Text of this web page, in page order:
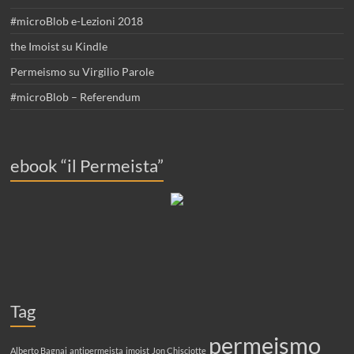
#microBlob e-Lezioni 2018
the Imoist su Kindle
Permeismo su Virgilio Parole
#microBlob – Referendum
ebook “il Permeista”
Tag
Alberto Bagnai antipermeista imoist Jon Chisciotte permeismo